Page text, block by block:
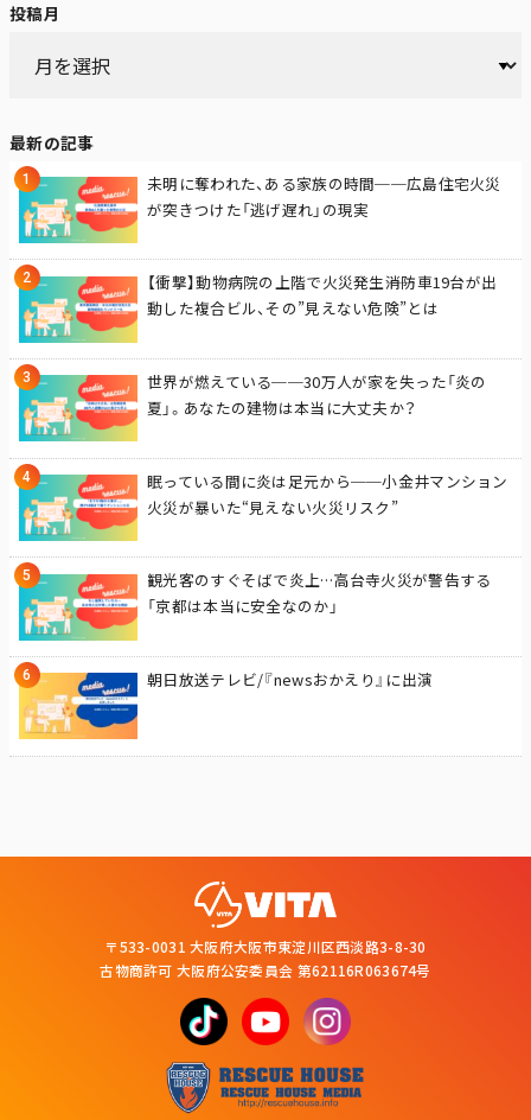
投稿月
最新の記事
未明に奪われた、ある家族の時間──広島住宅火災
が突きつけた「逃げ遅れ」の現実
【衝撃】動物病院の上階で火災発生――消防車19台が出
動した複合ビル、その”見えない危険”とは
世界が燃えている──30万人が家を失った「炎の
夏」。あなたの建物は本当に大丈夫か？
眠っている間に炎は足元から──小金井マンション
火災が暴いた“見えない火災リスク”
観光客のすぐそばで炎上…高台寺火災が警告する
「京都は本当に安全なのか」
朝日放送テレビ/『newsおかえり』に出演
〒533-0031 大阪府大阪市東淀川区西淡路3-8-30
古物商許可 大阪府公安委員会 第62116R063674号